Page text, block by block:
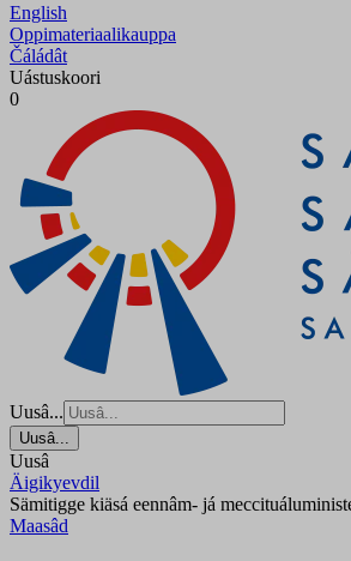
English
Oppimateriaalikauppa
Čáládât
Uástuskoori
0
Uusâ...
Uusâ...
Uusâ
Äigikyevdil
Sämitigge kiäsá eennâm- já
Maasâd